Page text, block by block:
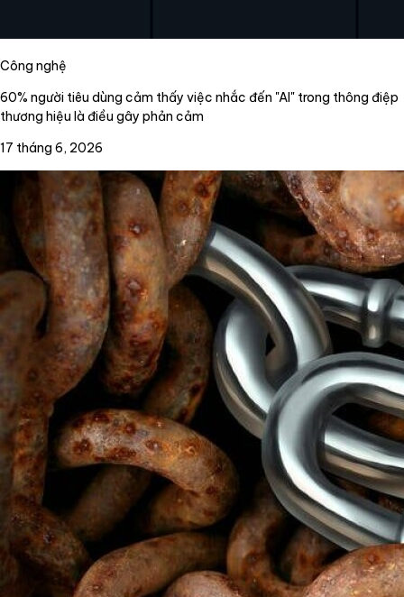
Công nghệ
60% người tiêu dùng cảm thấy việc nhắc đến "AI" trong thông điệp
thương hiệu là điều gây phản cảm
17 tháng 6, 2026